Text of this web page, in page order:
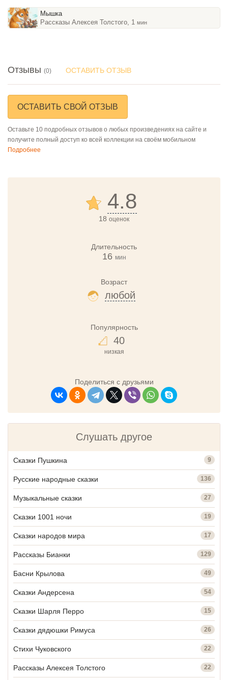
Мышка
Рассказы Алексея Толстого, 1 мин
Отзывы (0) ОСТАВИТЬ ОТЗЫВ
ОСТАВИТЬ СВОЙ ОТЗЫВ
Оставьте 10 подробных отзывов о любых произведениях на сайте и
получите полный доступ ко всей коллекции на своём мобильном
Подробнее
4.8
18 оценок
Длительность
16 мин
Возраст
любой
Популярность
40
низкая
Поделиться с друзьями
Слушать другое
Сказки Пушкина 9
Русские народные сказки 136
Музыкальные сказки 27
Сказки 1001 ночи 19
Сказки народов мира 17
Рассказы Бианки 129
Басни Крылова 49
Сказки Андерсена 54
Сказки Шарля Перро 15
Сказки дядюшки Римуса 26
Стихи Чуковского 22
Рассказы Алексея Толстого 22